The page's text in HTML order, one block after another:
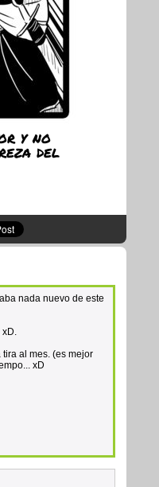
y no
del
nada nuevo de este
xD.
al mes. (es mejor
xD